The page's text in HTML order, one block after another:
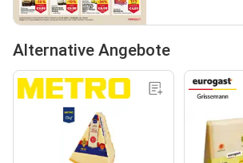
Alternative Angebote